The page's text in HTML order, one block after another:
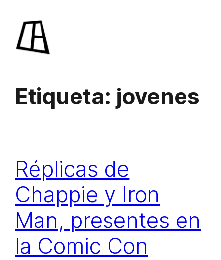
contenido
Etiqueta: jovenes
Réplicas de
Chappie y Iron
Man, presentes en
la Comic Con